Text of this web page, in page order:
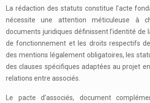
La rédaction des statuts constitue l’acte
nécessite une attention méticuleuse à
documents juridiques définissent l’identité de
de fonctionnement et les droits respectifs
des mentions légalement obligatoires, les
des clauses spécifiques adaptées au projet
relations entre associés.
Le pacte d’associés, document